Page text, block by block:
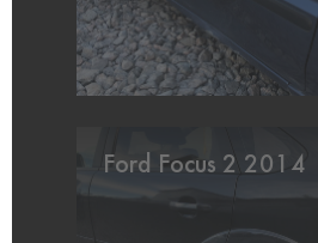
Ford Focus 2 2014